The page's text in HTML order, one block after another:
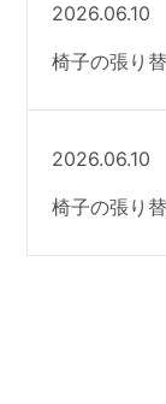
2026.06.10
椅子の張り
2026.06.10
椅子の張り